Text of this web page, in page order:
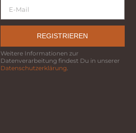
REGISTRIEREN
Weitere Informationen zur
Datenverarbeitung findest Du in unserer
Datenschutzerklärung